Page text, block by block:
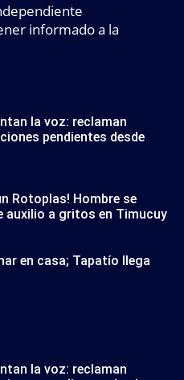
informado a la
la voz: reclaman
pendientes desde
Rotoplas! Hombre se
auxilio a gritos en Timucuy
en casa; Tapatío llega
la voz: reclaman